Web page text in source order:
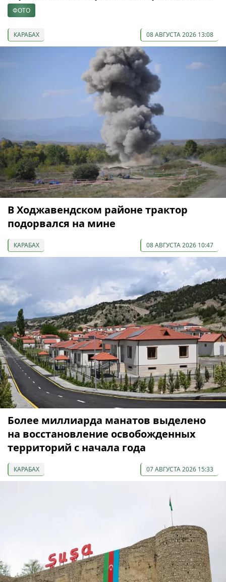
ФОТО
КАРАБАХ 08 АВГУСТА 2026 13:08
В Ходжавендском районе трактор
подорвался на мине
КАРАБАХ 08 АВГУСТА 2026 10:47
Более миллиарда манатов выделено
на восстановление освобожденных
территорий с начала года
КАРАБАХ 07 АВГУСТА 2026 15:33